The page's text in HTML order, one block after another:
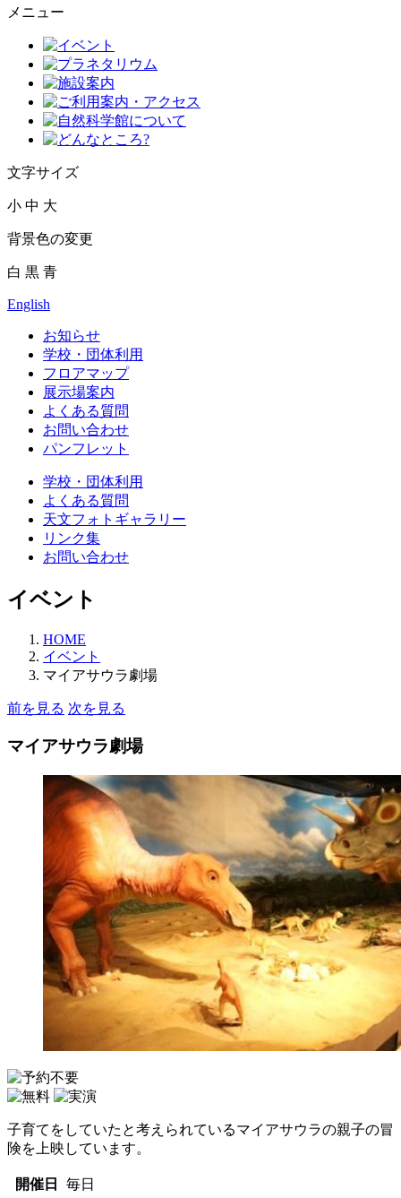
メニュー
文字サイズ
小 中 大
背景色の変更
白 黒 青
English
お知らせ
学校・団体利用
フロアマップ
展示場案内
よくある質問
お問い合わせ
パンフレット
学校・団体利用
よくある質問
天文フォトギャラリー
リンク集
お問い合わせ
イベント
HOME
イベント
マイアサウラ劇場
前を見る 次を見る
マイアサウラ劇場
子育てをしていたと考えられているマイアサウラの親子の冒
険を上映しています。
開催日 毎日